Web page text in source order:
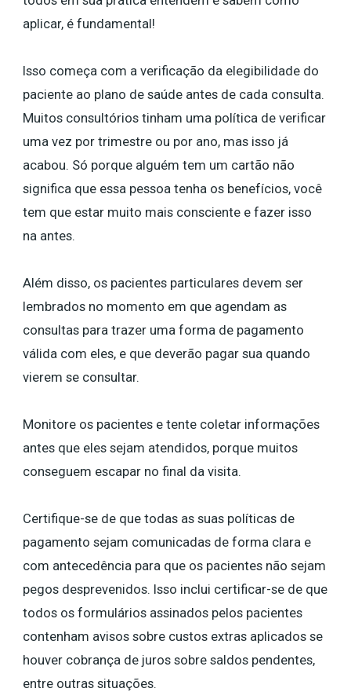
aplicar, é fundamental!
Isso começa com a verificação da elegibilidade do
paciente ao plano de saúde antes de cada consulta.
Muitos consultórios tinham uma política de verificar
uma vez por trimestre ou por ano, mas isso já
acabou. Só porque alguém tem um cartão não
significa que essa pessoa tenha os benefícios, você
tem que estar muito mais consciente e fazer isso
na antes.
Além disso, os pacientes particulares devem ser
lembrados no momento em que agendam as
consultas para trazer uma forma de pagamento
válida com eles, e que deverão pagar sua quando
vierem se consultar.
Monitore os pacientes e tente coletar informações
antes que eles sejam atendidos, porque muitos
conseguem escapar no final da visita.
Certifique-se de que todas as suas políticas de
pagamento sejam comunicadas de forma clara e
com antecedência para que os pacientes não sejam
pegos desprevenidos. Isso inclui certificar-se de que
todos os formulários assinados pelos pacientes
contenham avisos sobre custos extras aplicados se
houver cobrança de juros sobre saldos pendentes,
entre outras situações.